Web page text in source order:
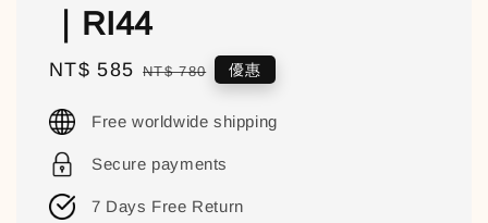
｜RI44
Sale
NT$ 585 Regular
NT$ 780 優惠
Free worldwide shipping
Secure payments
7 Days Free Return